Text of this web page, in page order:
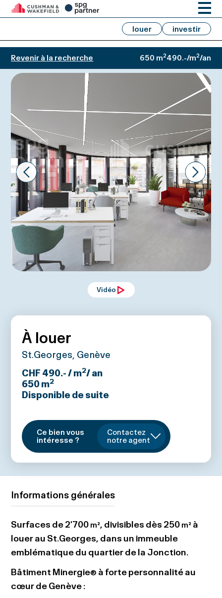
louer investir
Revenir à la recherche 650 m2490.-/m2/an
Prev Next
Vidéo
À louer
St.Georges, Genève
CHF 490.- / m2/ an
650m2
Disponible de suite
Ce bien vous
intéresse ?
Contactez
notre agent
Informations générales
Surfaces de 2'700 m², divisibles dès 250 m² à
louer au St.Georges, dans un immeuble
emblématique du quartier de la Jonction.
Bâtiment Minergie® à forte personnalité au
cœur de Genève :